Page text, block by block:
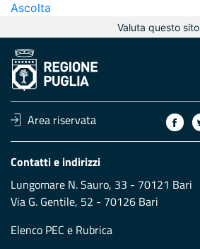
Ascolta
Valuta questo sito
Area riservata
Contatti e indirizzi
Lungomare N. Sauro, 33 - 70121 Bari
Via G. Gentile, 52 - 70126 Bari
Elenco PEC e Rubrica